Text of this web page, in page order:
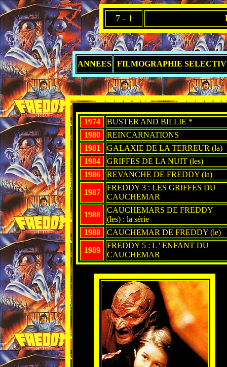
7 - 1
ANNEES FILMOGRAPHIE
1974
BUSTER AND BILLIE *
1980
REINCARNATIONS
1981
GALAXIE DE LA TERREUR (la)
1984
GRIFFES DE LA NUIT (les)
1986
REVANCHE DE FREDDY (la)
1987
FREDDY 3 : LES GRIFFES DU
CAUCHEMAR
1988
CAUCHEMARS DE FREDDY
(les) : la série
1988
CAUCHEMAR DE FREDDY (le)
1989
FREDDY 5 : L ' ENFANT DU
CAUCHEMAR